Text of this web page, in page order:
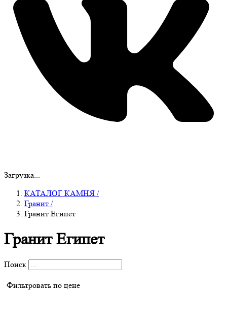
Загрузка...
КАТАЛОГ КАМНЯ /
Гранит /
Гранит Египет
Гранит Египет
Поиск
Фильтровать по цене